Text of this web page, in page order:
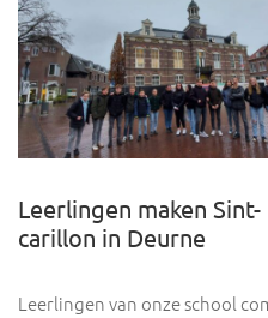
Leerlingen maken
carillon in Deurne
Leerlingen van onze school